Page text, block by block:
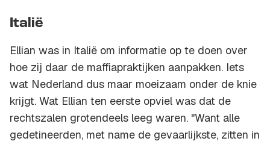
Italië
Ellian was in Italië om informatie op te doen over
hoe zij daar de maffiapraktijken aanpakken. Iets
wat Nederland dus maar moeizaam onder de knie
krijgt. Wat Ellian ten eerste opviel was dat de
rechtszalen grotendeels leeg waren. "Want alle
gedetineerden, met name de gevaarlijkste, zitten in